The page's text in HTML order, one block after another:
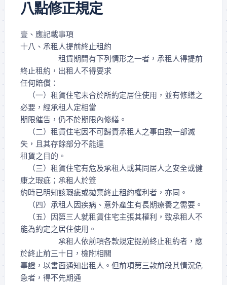
八點修正規定
壹、應記載事項
十八、承租人提前終止租約
租賃期間有下列情形之一者，承租人得提前
終止租約，出租人不得要求
任何賠償：
（一）租賃住宅未合於所約定居住使用，並有修繕之
必要，經承租人定相當
期限催告，仍不於期限內修繕。
（二）租賃住宅因不可歸責承租人之事由致一部滅
失，且其存餘部分不能達
租賃之目的。
（三）租賃住宅有危及承租人或其同居人之安全或健
康之瑕疵；承租人於簽
約時已明知該瑕疵或拋棄終止租約權利者，亦同。
（四）承租人因疾病、意外產生有長期療養之需要。
（五）因第三人就租賃住宅主張其權利，致承租人不
能為約定之居住使用。
承租人依前項各款規定提前終止租約者，應
於終止前三十日，檢附相關
事證，以書面通知出租人。但前項第三款前段其情況危
急者，得不先期通